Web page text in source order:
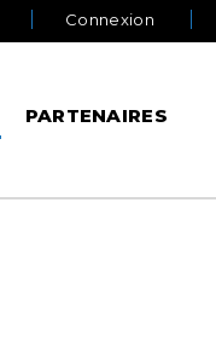
Connexion
PARTENAIRES